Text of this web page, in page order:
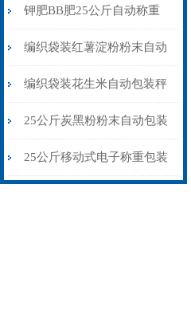
钾肥BB肥25公斤自动称重
包装秤移动式双称
编织袋装红薯淀粉粉末自动
包装秤配缝口机
编织袋装花生米自动包装秤
\自流式灌装秤品牌
25公斤炭黑粉粉末自动包装
秤升降除尘式
25公斤移动式电子称重包装